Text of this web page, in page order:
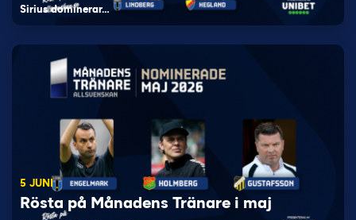
Sirius dominerar…
5 JUNI
Rösta på Månadens Tränare i maj